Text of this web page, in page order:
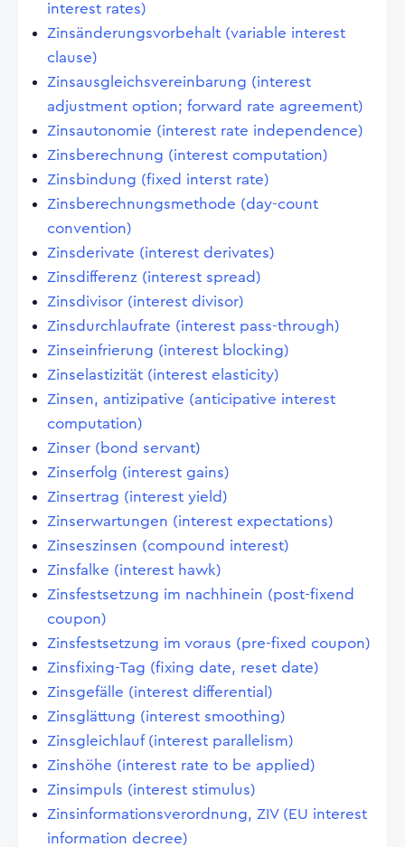
interest rates)
Zinsänderungsvorbehalt (variable interest
clause)
Zinsausgleichsvereinbarung (interest
adjustment option; forward rate agreement)
Zinsautonomie (interest rate independence)
Zinsberechnung (interest computation)
Zinsbindung (fixed interst rate)
Zinsberechnungsmethode (day-count
convention)
Zinsderivate (interest derivates)
Zinsdifferenz (interest spread)
Zinsdivisor (interest divisor)
Zinsdurchlaufrate (interest pass-through)
Zinseinfrierung (interest blocking)
Zinselastizität (interest elasticity)
Zinsen, antizipative (anticipative interest
computation)
Zinser (bond servant)
Zinserfolg (interest gains)
Zinsertrag (interest yield)
Zinserwartungen (interest expectations)
Zinseszinsen (compound interest)
Zinsfalke (interest hawk)
Zinsfestsetzung im nachhinein (post-fixend
coupon)
Zinsfestsetzung im voraus (pre-fixed coupon)
Zinsfixing-Tag (fixing date, reset date)
Zinsgefälle (interest differential)
Zinsglättung (interest smoothing)
Zinsgleichlauf (interest parallelism)
Zinshöhe (interest rate to be applied)
Zinsimpuls (interest stimulus)
Zinsinformationsverordnung, ZIV (EU interest
information decree)